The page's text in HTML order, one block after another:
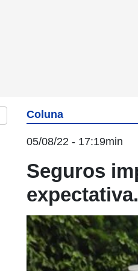
Coluna
05/08/22 - 17:19min
Seguros